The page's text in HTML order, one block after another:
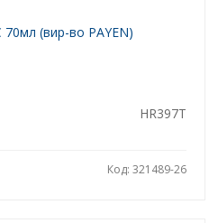
(вир-во PAYEN)
HR397T
Код: 321489-26